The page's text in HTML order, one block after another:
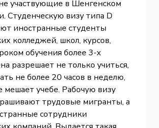
участвующие в Шенгенском
Студенческую визу типа D
иностранные студенты
колледжей, школ, курсов,
обучения более 3-х
разрешает не только учиться,
не более 20 часов в неделю,
мешает учебе. Рабочую визу
трудовые мигранты, а
сотрудники